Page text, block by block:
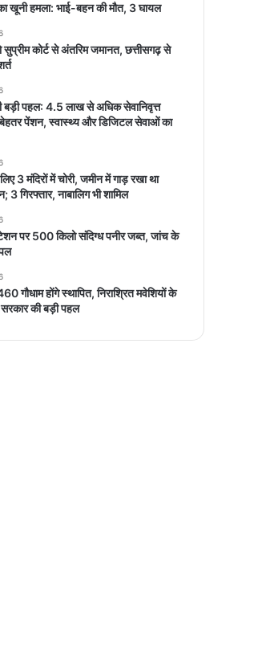
खूनी हमला: भाई-बहन की मौत, 3 घायल
कोर्ट से अंतरिम जमानत, छत्तीसगढ़ से
बड़ी पहल: 4.5 लाख से अधिक सेवानिवृत्त
बेहतर पेंशन, स्वास्थ्य और डिजिटल सेवाओं का
3 मंदिरों में चोरी, जमीन में गाड़ रखा था
3 गिरफ्तार, नाबालिग भी शामिल
पर 500 किलो संदिग्ध पनीर जब्त, जांच के
गौधाम होंगे स्थापित, निराश्रित मवेशियों के
की बड़ी पहल